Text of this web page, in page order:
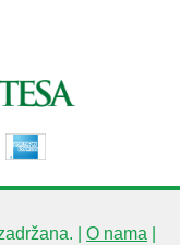
| O nama